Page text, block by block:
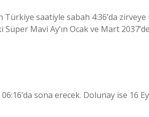
saatiyle sabah 4:36’da zirveye
Mavi Ay’ın Ocak ve Mart 2037’de
sona erecek. Dolunay ise 16